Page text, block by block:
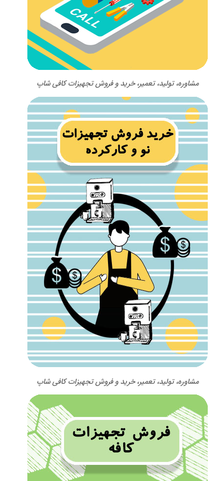
مشاوره، تولید، تعمیر، خرید و فروش تجهیزات کافی شاپ
مشاوره، تولید، تعمیر، خرید و فروش تجهیزات کافی شاپ